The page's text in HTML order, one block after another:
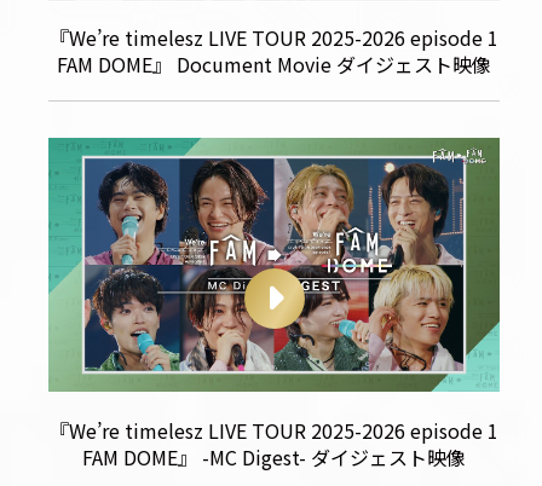
『We’re timelesz LIVE TOUR 2025-2026 episode 1
FAM DOME』 Document Movie ダイジェスト映像
『We’re timelesz LIVE TOUR 2025-2026 episode 1
FAM DOME』 -MC Digest- ダイジェスト映像